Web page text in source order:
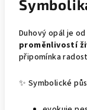
Duhový opál je
proměnlivostí
připomínka
✨ Symbolické